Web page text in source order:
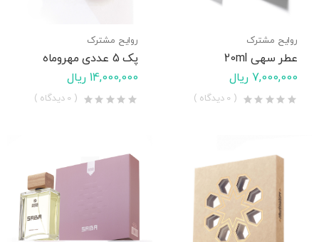
روایح مشترک
عطر سهی 20ml
7,000,000 ریال
( 0 دیدگاه )
روایح مشترک
پک 5 عددی مهروماه
14,000,000 ریال
( 0 دیدگاه )